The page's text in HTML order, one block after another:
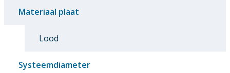
Materiaal plaat
Lood
Systeemdiameter